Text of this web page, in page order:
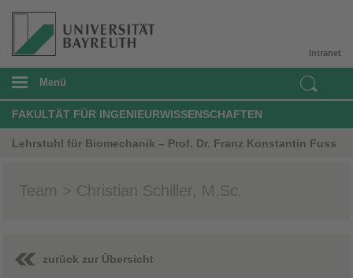
Intranet
Menü
FAKULTÄT FÜR INGENIEURWISSENSCHAFTEN
Lehrstuhl für Biomechanik – Prof. Dr. Franz Konstantin Fuss
Team > Christian Schiller, M.Sc.
zurück zur Übersicht